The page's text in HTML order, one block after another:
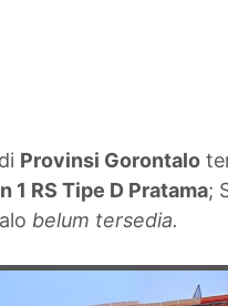
Provinsi Gorontalo
1 RS Tipe D Pratama;
belum tersedia.